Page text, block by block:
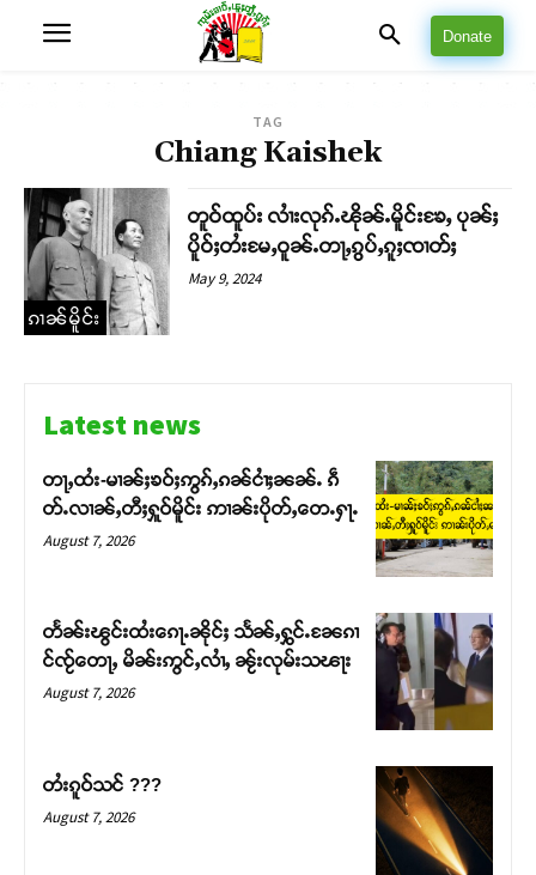
Donate
TAG
Chiang Kaishek
ၵၢၼ်မိူင်း
တူဝ်ထူပ်း လၢႆးလုၵ်ႉၽိုၼ်ႉမိူင်းၶႄႇ ပုၼ်ႈ
ပိူဝ်ႈတႆးမႄႇဝူၼ်ႉတႃႇၵွပ်ႇၵူႈၸၢတ်ႈ
May 9, 2024
Latest news
တႃႇထႆး-မၢၼ်ႈၶဝ်ႈဢွၵ်ႇၵၼ်ငၢႆႈၼၼ်ႉ ၵဵ
တ်ႉလၢၼ်ႇတီႈႁူဝ်မိူင်း ဢၢၼ်းပိုတ်ႇတေႉႁႃႉ
August 7, 2026
တႅၼ်းၽွင်းထႆးၵေႃႉၼိုင်ႈ သႅၼ်ႇႁွင်ႉၼႄၵၢ
င်ၸႂ်တေႃႇ မိၼ်းဢွင်ႇလၢႆႇ ၼႂ်းလုမ်းသၽႃး
August 7, 2026
တႆးၵူဝ်သင် ???
August 7, 2026